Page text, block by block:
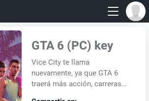
GTA 6 (PC) key
Vice City te llama
nuevamente, ya que GTA 6
traerá más acción, carreras